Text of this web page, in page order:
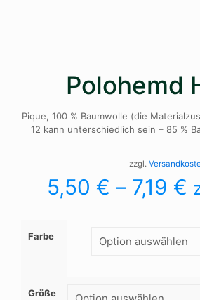
Polohemd
Pique, 100 % Baumwolle (die
12 kann unterschiedlich sein – 85 %
zzgl.
5,50 € – 7,19 €
Farbe
Größe